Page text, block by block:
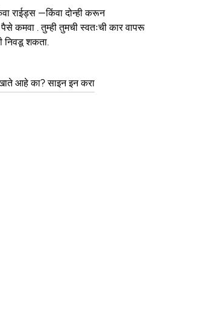
राईड्स —किंवा दोन्ही करून
कमवा . तुम्ही तुमची स्वतःची कार वापरू
निवडू शकता.
आहे का? साइन इन करा